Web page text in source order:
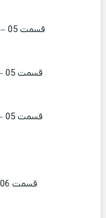
قسمت 05 –
قسمت 05 –
قسمت 05 –
قسمت 06 – بدون زیرنویس – 720P